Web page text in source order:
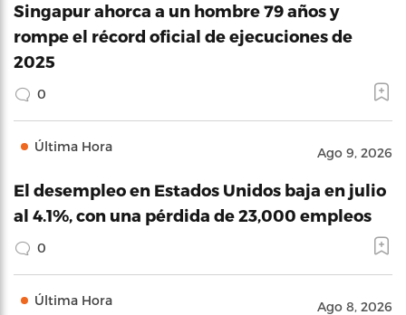
Singapur ahorca a un hombre 79 años y
rompe el récord oficial de ejecuciones de
2025
0
Última Hora Ago 9, 2026
El desempleo en Estados Unidos baja en julio
al 4.1%, con una pérdida de 23,000 empleos
0
Última Hora Ago 8, 2026